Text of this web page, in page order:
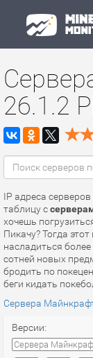
26.1.2
IP адреса
таблицу с
хочешь
Пикачу? Тогда
насладиться
сотней новых
бродить по
беги кидать
Сервера
Версии:
Сервера